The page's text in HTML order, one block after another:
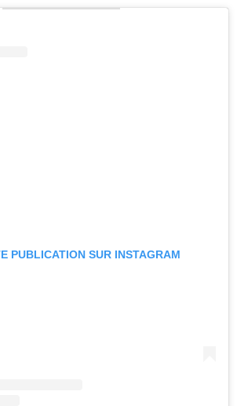
PUBLICATION SUR INSTAGRAM